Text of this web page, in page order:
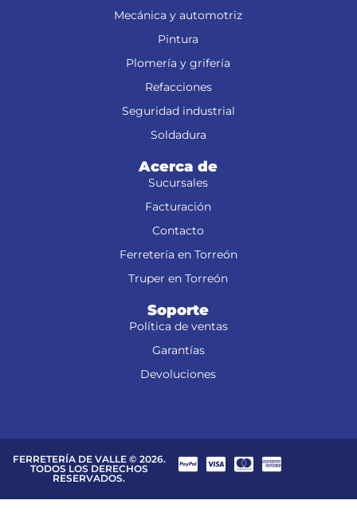
Mecánica y automotriz
Pintura
Plomería y grifería
Refacciones
Seguridad industrial
Soldadura
Acerca de
Sucursales
Facturación
Contacto
Ferretería en Torreón
Truper en Torreón
Soporte
Política de ventas
Garantías
Devoluciones
FERRETERÍA DE VALLE © 2026.
TODOS LOS DERECHOS
RESERVADOS.